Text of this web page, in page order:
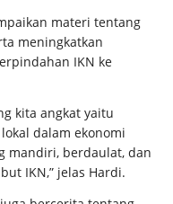
materi tentang
meningkatkan
IKN ke
kita angkat yaitu
dalam ekonomi
mandiri, berdaulat, dan
IKN,” jelas Hardi.